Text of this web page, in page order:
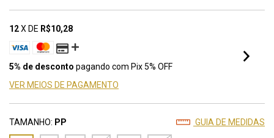
12X DE R$10,28
5% de desconto pagando com Pix 5% OFF
VER MEIOS DE PAGAMENTO
TAMANHO: PP GUIA DE MEDIDAS